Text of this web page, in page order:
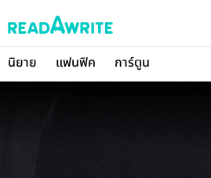
นิยาย แฟนฟิค การ์ตูน